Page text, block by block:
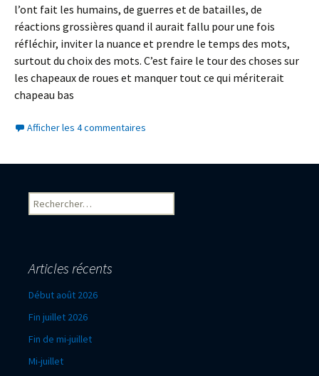
l’ont fait les humains, de guerres et de batailles, de
réactions grossières quand il aurait fallu pour une fois
réfléchir, inviter la nuance et prendre le temps des mots,
surtout du choix des mots. C’est faire le tour des choses sur
les chapeaux de roues et manquer tout ce qui mériterait
chapeau bas
Afficher les 4 commentaires
Rechercher :
Articles récents
Début août 2026
Fin juillet 2026
Fin de mi-juillet
Mi-juillet